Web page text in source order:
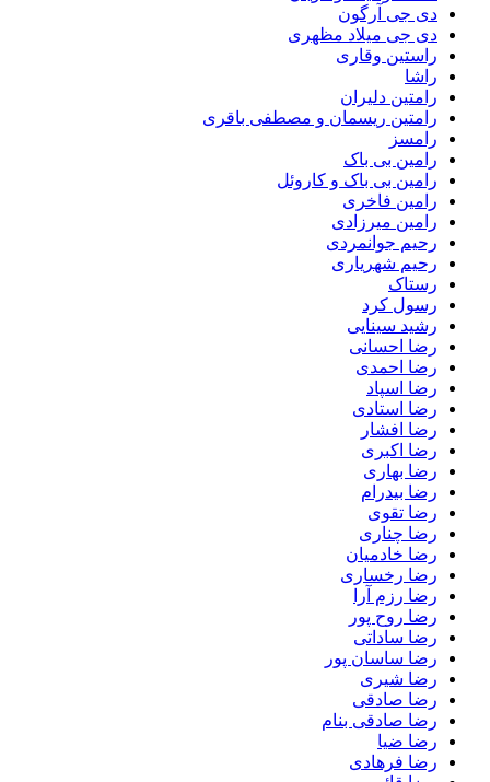
دی جی آرگون
دی جی میلاد مظهری
راستین وقاری
راشا
رامتین دلیران
رامتین ریسمان و مصطفی باقری
رامسز
رامین بی باک
رامین بی باک و کاروئل
رامین فاخری
رامین میرزادی
رحیم جوانمردی
رحیم شهریاری
رستاک
رسول کرد
رشید سینایی
رضا احسانی
رضا احمدی
رضا اسپاد
رضا استادی
رضا افشار
رضا اکبری
رضا بهاری
رضا بیدرام
رضا تقوی
رضا چناری
رضا خادمیان
رضا رخساری
رضا رزم آرا
رضا روح پور
رضا ساداتی
رضا ساسان پور
رضا شیری
رضا صادقی
رضا صادقی بنام
رضا ضیا
رضا فرهادی